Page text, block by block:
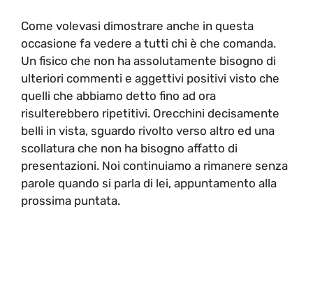
Come volevasi dimostrare anche in questa
occasione fa vedere a tutti chi è che comanda.
Un fisico che non ha assolutamente bisogno di
ulteriori commenti e aggettivi positivi visto che
quelli che abbiamo detto fino ad ora
risulterebbero ripetitivi. Orecchini decisamente
belli in vista, sguardo rivolto verso altro ed una
scollatura che non ha bisogno affatto di
presentazioni. Noi continuiamo a rimanere senza
parole quando si parla di lei, appuntamento alla
prossima puntata.